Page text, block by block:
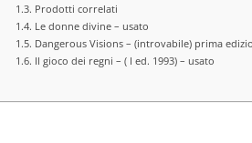
Prodotti correlati
Le donne divine – usato
Dangerous Visions – (introvabile) prima
Il gioco dei regni – ( I ed. 1993) – usato